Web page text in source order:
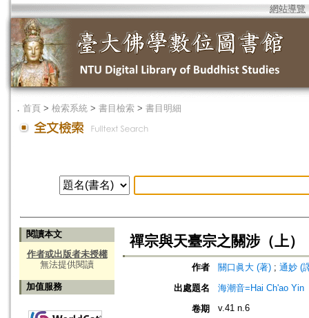
網站導覽
． 首頁 > 檢索系統 > 書目檢索 > 書目明細
閱讀本文
作者或出版者未授權
無法提供閱讀
加值服務
禪宗與天臺宗之關涉（上）
作者 關口眞大 (著) ; 通妙 (
出處題名
海潮音=Hai Ch'ao Yin
卷期
v.41 n.6